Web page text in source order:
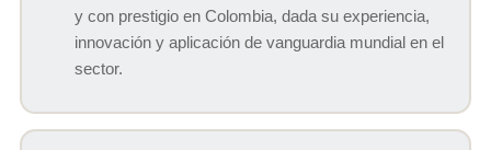
y con prestigio en Colombia, dada su experiencia,
innovación y aplicación de vanguardia mundial en el
sector.